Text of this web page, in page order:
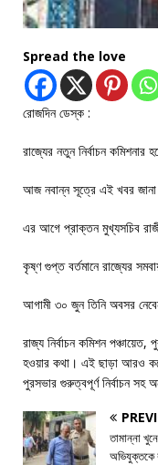
Spread the love
রোজদিন ডেস্ক :
রাজ্যের নতুন নির্বাচন কমিশনার
আজ নবান্ন সূত্রে এই খবর জানা
এর আগে প্রাক্তন মুখ্যসচিব
কৃষ্ণ গুপ্ত বর্তমানে রাজ্যের
আগামী ৩০ জুন তিনি অবসর
রাজ্য নির্বাচন কমিশন
হওয়ার কথা। এই ছাড়া আরও
পুরসভার গুরুত্বপূর্ণ নির্বাচন সহ
তামান্না
অভিযুক্তকে